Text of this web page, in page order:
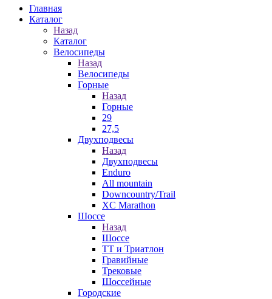
Главная
Каталог
Назад
Каталог
Велосипеды
Назад
Велосипеды
Горные
Назад
Горные
29
27,5
Двухподвесы
Назад
Двухподвесы
Enduro
All mountain
Downcountry/Trail
XC Marathon
Шоссе
Назад
Шоссе
ТТ и Триатлон
Гравийные
Трековые
Шоссейные
Городские